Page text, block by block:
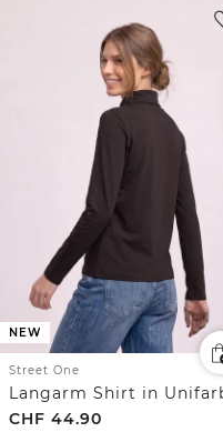
NEW
Street One
CHF 44.90